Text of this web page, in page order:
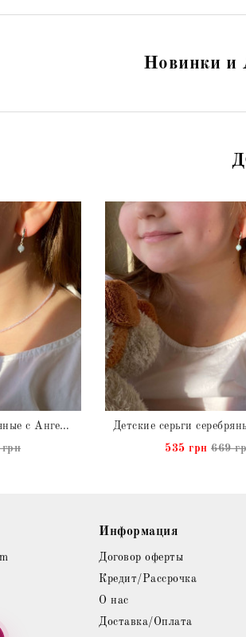
Новинки и
Детские серьги серебряные с Ангелитом натуральным
535 грн 669
Информация
Договор оферты
Кредит/Рассрочка
О нас
Доставка/Оплата